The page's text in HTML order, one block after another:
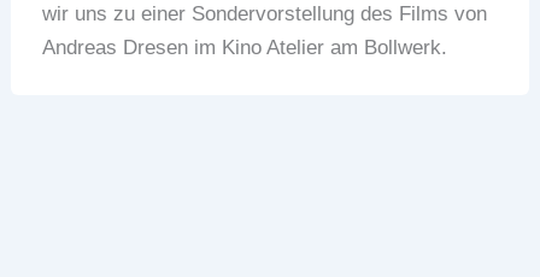
wir uns zu einer Sondervorstellung des Films von
Andreas Dresen im Kino Atelier am Bollwerk.